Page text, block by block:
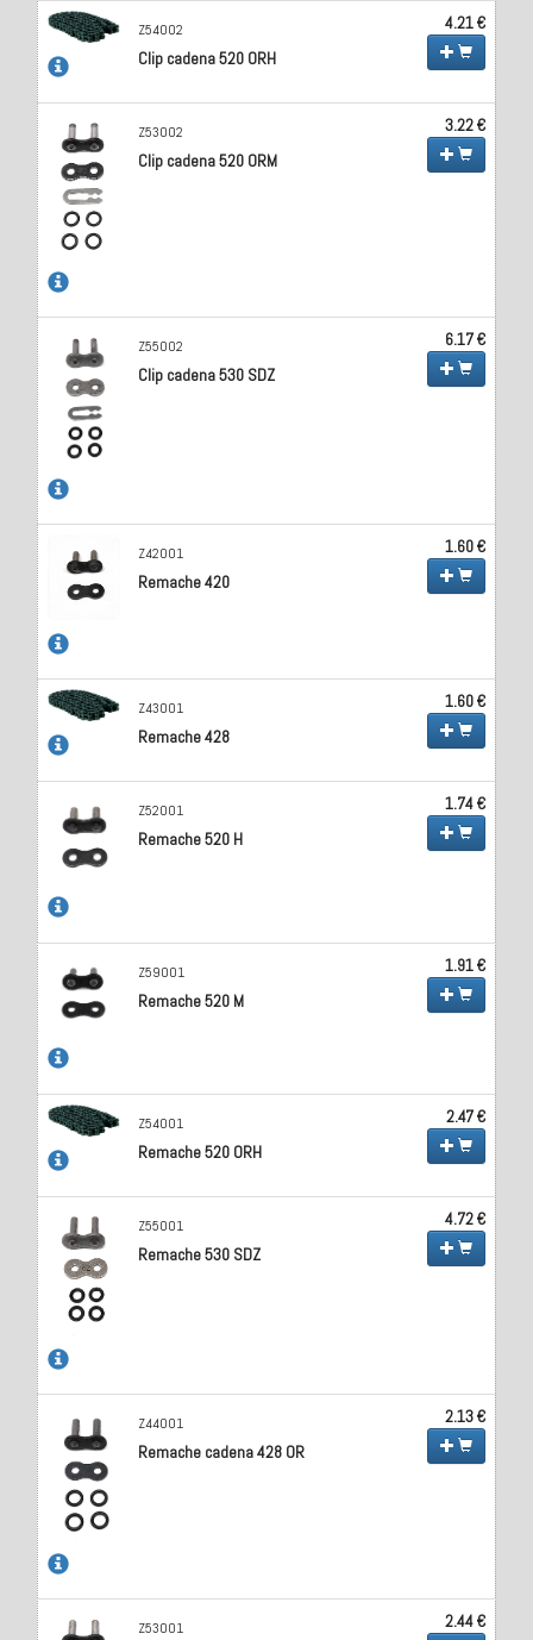
Z54002
Clip cadena 520 ORH
4.21 €
Z53002
Clip cadena 520 ORM
3.22 €
Z55002
Clip cadena 530 SDZ
6.17 €
Z42001
Remache 420
1.60 €
Z43001
Remache 428
1.60 €
Z52001
Remache 520 H
1.74 €
Z59001
Remache 520 M
1.91 €
Z54001
Remache 520 ORH
2.47 €
Z55001
Remache 530 SDZ
4.72 €
Z44001
Remache cadena 428 OR
2.13 €
Z53001 2.44 €